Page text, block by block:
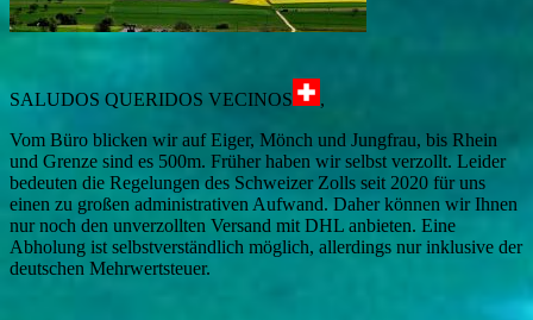
SALUDOS QUERIDOS VECINOS
,
Vom Büro blicken wir auf Eiger, Mönch und Jungfrau, bis Rhein
und Grenze sind es 500m. Früher haben wir selbst verzollt. Leider
bedeuten die Regelungen des Schweizer Zolls seit 2020 für uns
einen zu großen administrativen Aufwand. Daher können wir Ihnen
nur noch den unverzollten Versand mit DHL anbieten. Eine
Abholung ist selbstverständlich möglich, allerdings nur inklusive der
deutschen Mehrwertsteuer.